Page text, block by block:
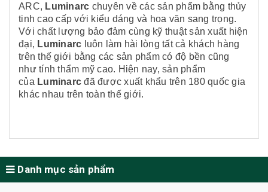
ARC, Luminarc chuyên về các sản phẩm bằng thủy
tinh cao cấp với kiểu dáng và hoa văn sang trọng.
Với chất lượng bảo đảm cùng kỹ thuật sản xuất hiện
đại, Luminarc luôn làm hài lòng tất cả khách hàng
trên thế giới bằng các sản phẩm có độ bền cũng
như tính thẩm mỹ cao. Hiện nay, sản phẩm
của Luminarc đã được xuất khẩu trên 180 quốc gia
khác nhau trên toàn thế giới.
Danh mục sản phẩm